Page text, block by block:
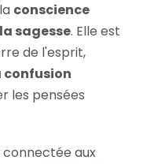
conscience
sagesse. Elle est
de l'esprit,
confusion
les pensées
aux